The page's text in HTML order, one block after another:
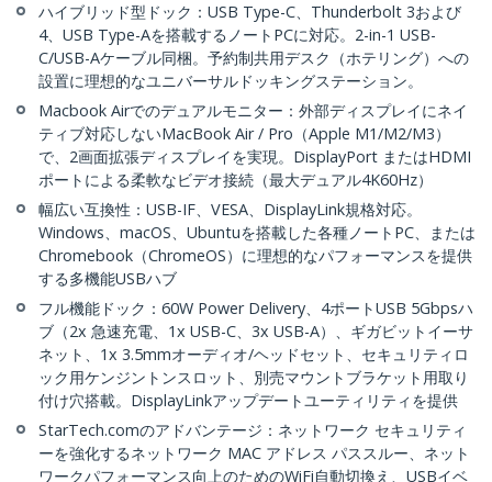
ハイブリッド型ドック：USB Type-C、Thunderbolt 3および
4、USB Type-Aを搭載するノートPCに対応。2-in-1 USB-
C/USB-Aケーブル同梱。予約制共用デスク（ホテリング）への
設置に理想的なユニバーサルドッキングステーション。
Macbook Airでのデュアルモニター：外部ディスプレイにネイ
ティブ対応しないMacBook Air / Pro（Apple M1/M2/M3）
で、2画面拡張ディスプレイを実現。DisplayPort またはHDMI
ポートによる柔軟なビデオ接続（最大デュアル4K60Hz）
幅広い互換性：USB-IF、VESA、DisplayLink規格対応。
Windows、macOS、Ubuntuを搭載した各種ノートPC、または
Chromebook（ChromeOS）に理想的なパフォーマンスを提供
する多機能USBハブ
フル機能ドック：60W Power Delivery、4ポートUSB 5Gbpsハ
ブ（2x 急速充電、1x USB-C、3x USB-A）、ギガビットイーサ
ネット、1x 3.5mmオーディオ/ヘッドセット、セキュリティロ
ック用ケンジントンスロット、別売マウントブラケット用取り
付け穴搭載。DisplayLinkアップデートユーティリティを提供
StarTech.comのアドバンテージ：ネットワーク セキュリティ
ーを強化するネットワーク MAC アドレス パススルー、ネット
ワークパフォーマンス向上のためのWiFi自動切換え、USBイベ